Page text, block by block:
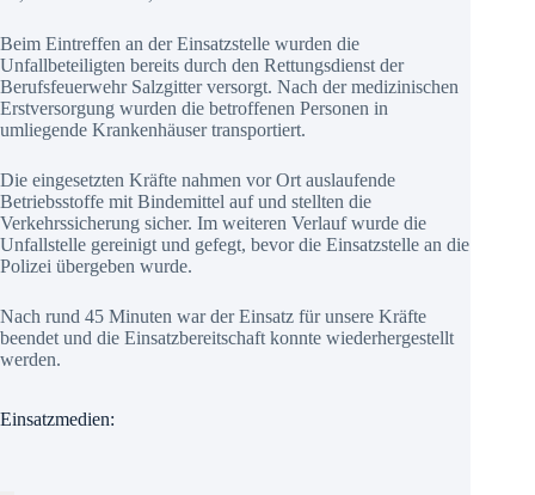
Beim Eintreffen an der Einsatzstelle wurden die
Unfallbeteiligten bereits durch den Rettungsdienst der
Berufsfeuerwehr Salzgitter versorgt. Nach der medizinischen
Erstversorgung wurden die betroffenen Personen in
umliegende Krankenhäuser transportiert.
Die eingesetzten Kräfte nahmen vor Ort auslaufende
Betriebsstoffe mit Bindemittel auf und stellten die
Verkehrssicherung sicher. Im weiteren Verlauf wurde die
Unfallstelle gereinigt und gefegt, bevor die Einsatzstelle an die
Polizei übergeben wurde.
Nach rund 45 Minuten war der Einsatz für unsere Kräfte
beendet und die Einsatzbereitschaft konnte wiederhergestellt
werden.
Einsatzmedien: